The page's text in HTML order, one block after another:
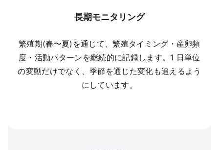
長期モニタリング
繁殖期(春〜夏)を通じて、繁殖タイミング・産卵頻
度・活動パターンを継続的に記録します。1 日単位
の変動だけでなく、季節を通じた変化も追えるよう
にしています。